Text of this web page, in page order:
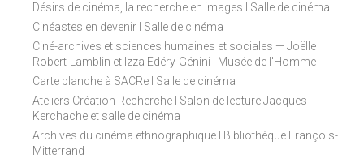
Désirs de cinéma, la recherche en images I Salle de cinéma
Cinéastes en devenir I Salle de cinéma
Ciné-archives et sciences humaines et sociales — Joëlle
Robert-Lamblin et Izza Edéry-Génini I Musée de l'Homme
Carte blanche à SACRe I Salle de cinéma
Ateliers Création Recherche I Salon de lecture Jacques
Kerchache et salle de cinéma
Archives du cinéma ethnographique I Bibliothèque François-
Mitterrand